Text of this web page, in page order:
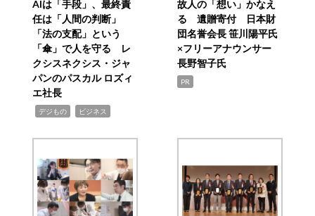
AIは「手段」、最終責
任は「人間の判断」
「法の支配」という
「傘」で人を守る レ
クシスネクシス・ジャ
パンのパスカル ロズィ
エ社長
デジもの ビジネス
故人の「想い」かなえ
る 遺贈寄付 日本財
団名誉会長 笹川陽平氏
×フリーアナウンサー
長野智子氏
PR